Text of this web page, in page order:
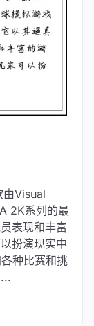
Visual
2K系列的最
表现和丰富
扮演现实中
种比赛和挑